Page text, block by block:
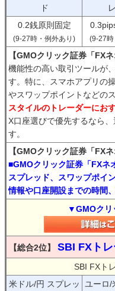
ド
0.2銭原則固定
(9-27時・例外あり) (9-27
【GMOクリック証券「FX
機能性の高い取引ツールが
す。特に、スマホアプリの
やスワップポイントなどの
スタイルのトレーダーにお
X口座選びで優先するなら
す。
【GMOクリック証券「FX
■GMOクリック証券「FXネ
スプレッド、スワップポイ
情報や口座開設までの時間
▼GMOクリ
【総合2位】 SBI FXトレ
SBI FXト
米ドル/円 スプレッ
ユーロ/